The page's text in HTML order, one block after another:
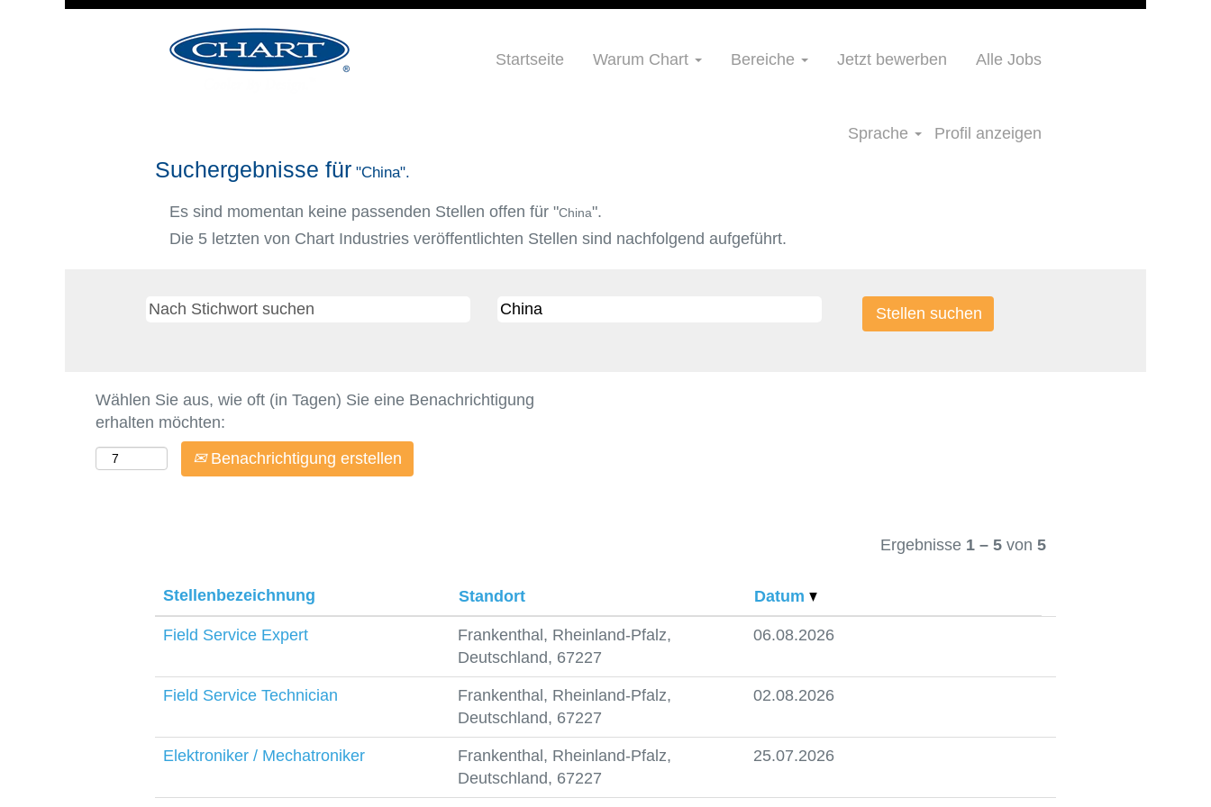
Startseite Warum Chart Bereiche Jetzt bewerben Alle Jobs
Sprache Profil anzeigen
Suchergebnisse für "China".
Es sind momentan keine passenden Stellen offen für "China".
Die 5 letzten von Chart Industries veröffentlichten Stellen sind nachfolgend aufgeführt.
Wählen Sie aus, wie oft (in Tagen) Sie eine Benachrichtigung
erhalten möchten:
Benachrichtigung erstellen
Ergebnisse 1 – 5 von 5
Stellenbezeichnung Standort Datum
Field Service Expert
Frankenthal, Rheinland-Pfalz,
Deutschland, 67227
06.08.2026
Field Service Technician
Frankenthal, Rheinland-Pfalz,
Deutschland, 67227
02.08.2026
Elektroniker / Mechatroniker
Frankenthal, Rheinland-Pfalz,
Deutschland, 67227
25.07.2026